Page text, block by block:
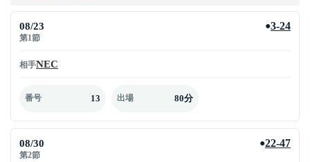
08/23
第1節
●3-24
相手NEC
番号 13 出場 80分
08/30
第2節
●22-47